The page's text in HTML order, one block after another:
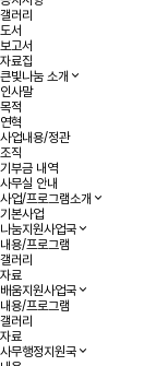
갤러리
도서
보고서
자료집
큰빛나눔 소개
인사말
목적
연혁
사업내용/정관
조직
기부금 내역
사무실 안내
사업/프로그램소개
기본사업
나눔지원사업국
내용/프로그램
갤러리
자료
배움지원사업국
내용/프로그램
갤러리
자료
사무행정지원국